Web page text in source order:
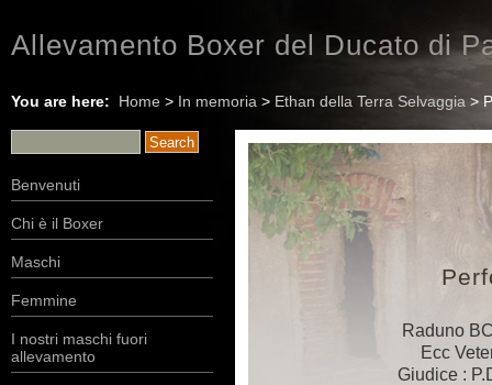
Allevamento Boxer del Ducato di
You are here: Home > In memoria > Ethan della Terra Selvaggia >
Benvenuti
Chi è il Boxer
Maschi
Femmine
I nostri maschi fuori
allevamento
Raduno
Ecc
Giudice :